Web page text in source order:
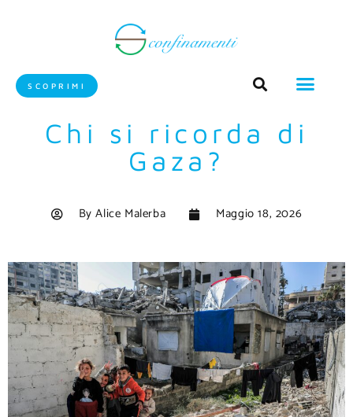
SCOPRIMI
Chi si ricorda di
Gaza?
By Alice Malerba Maggio 18, 2026